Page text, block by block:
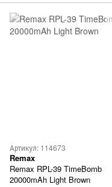
Артикул: 114673
Remax
Remax RPL-39 TimeBomb
20000mAh Light Brown